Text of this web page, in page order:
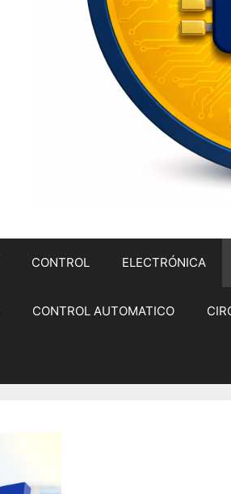
CONTROL ELECTRÓNICA
CONTROL AUTOMATICO